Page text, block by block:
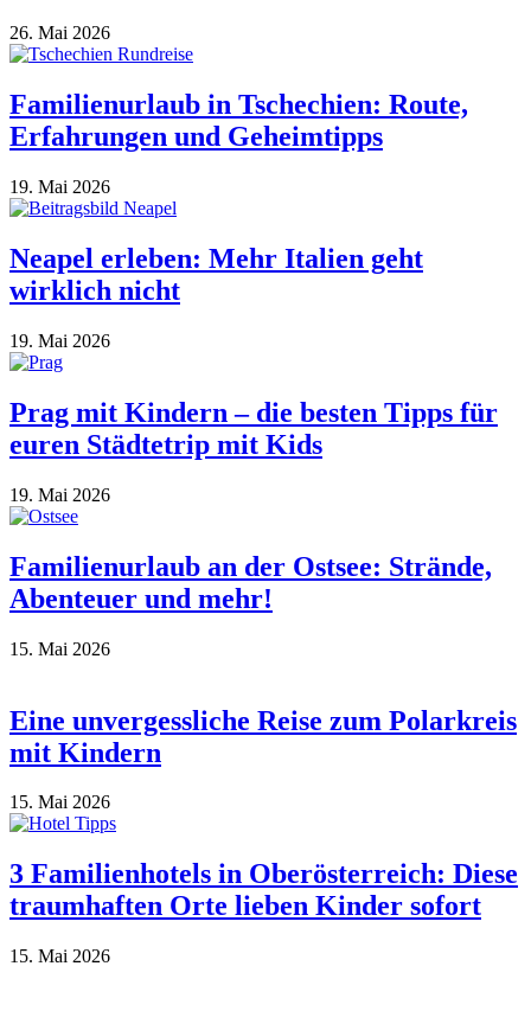
26. Mai 2026
Familienurlaub in Tschechien: Route,
Erfahrungen und Geheimtipps
19. Mai 2026
Neapel erleben: Mehr Italien geht
wirklich nicht
19. Mai 2026
Prag mit Kindern – die besten Tipps für
euren Städtetrip mit Kids
19. Mai 2026
Familienurlaub an der Ostsee: Strände,
Abenteuer und mehr!
15. Mai 2026
Eine unvergessliche Reise zum Polarkreis
mit Kindern
15. Mai 2026
3 Familienhotels in Oberösterreich: Diese
traumhaften Orte lieben Kinder sofort
15. Mai 2026